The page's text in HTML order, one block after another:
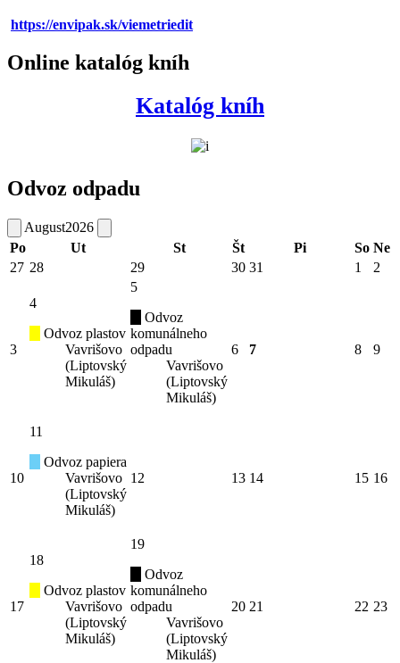
https://envipak.sk/viemetriedit
Online katalóg kníh
Katalóg kníh
Odvoz odpadu
August2026
Po
Ut St Št Pi So Ne
27 28 29 30 31 1 2
3
4
Odvoz plastov
Vavrišovo
(Liptovský
Mikuláš)
5
Odvoz
komunálneho
odpadu
Vavrišovo
(Liptovský
Mikuláš)
6 7 8 9
10
11
Odvoz papiera
Vavrišovo
(Liptovský
Mikuláš)
12 13 14 15 16
17
18
Odvoz plastov
Vavrišovo
(Liptovský
Mikuláš)
19
Odvoz
komunálneho
odpadu
Vavrišovo
(Liptovský
Mikuláš)
20 21 22 23